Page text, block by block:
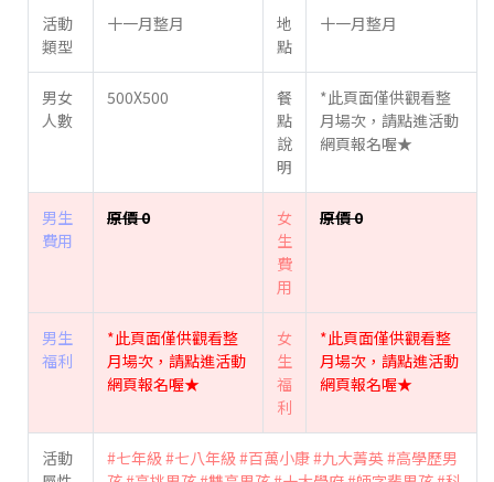
活動
類型
十一月整月
地
點
十一月整月
男女
人數
500X500
餐
點
說
明
*此頁面僅供觀看整
月場次，請點進活動
網頁報名喔★
男生
費用
原價 0
女
生
費
用
原價 0
男生
福利
*此頁面僅供觀看整
月場次，請點進活動
網頁報名喔★
女
生
福
利
*此頁面僅供觀看整
月場次，請點進活動
網頁報名喔★
活動
#七年級 #七八年級 #百萬小康#九大菁英#高學歷男